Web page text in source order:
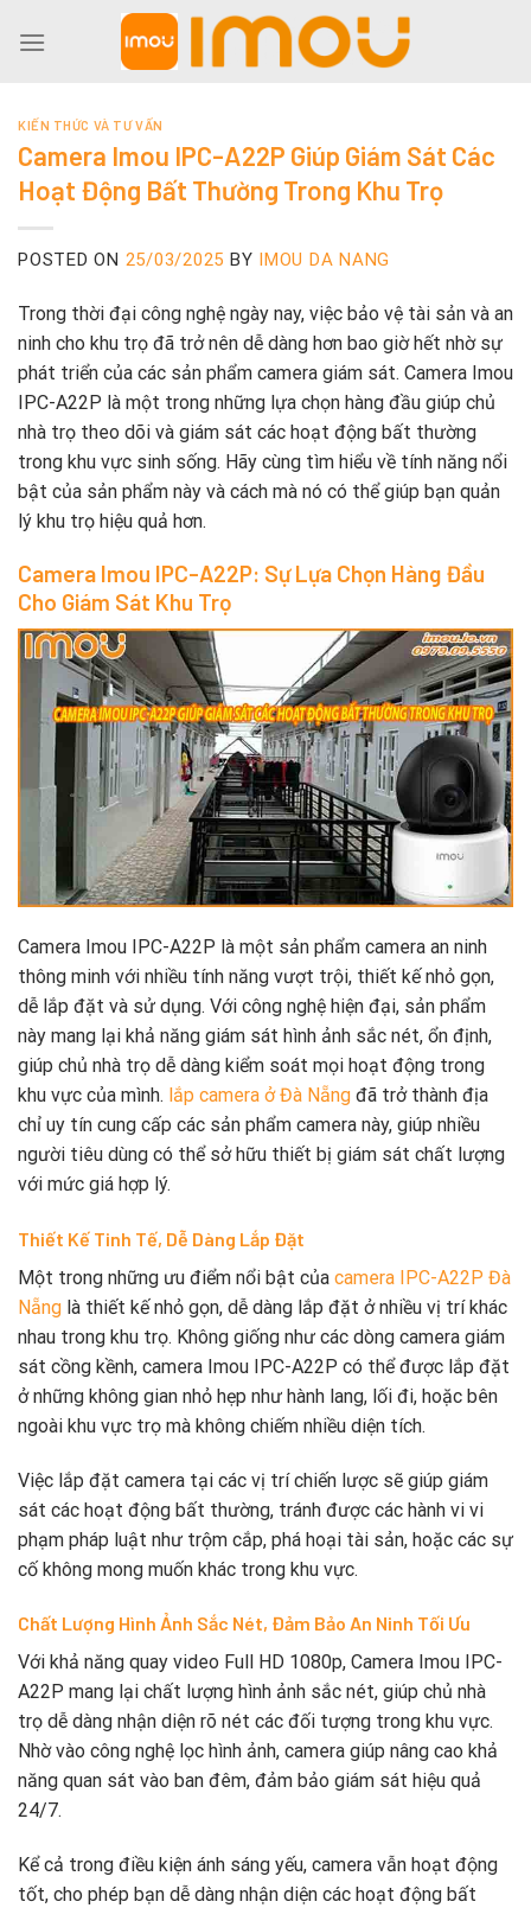
KIẾN THỨC VÀ TƯ VẤN
Camera Imou IPC-A22P Giúp Giám Sát Các
Hoạt Động Bất Thường Trong Khu Trọ
POSTED ON 25/03/2025 BY IMOU DA NANG
Trong thời đại công nghệ ngày nay, việc bảo vệ tài sản và an
ninh cho khu trọ đã trở nên dễ dàng hơn bao giờ hết nhờ sự
phát triển của các sản phẩm camera giám sát. Camera Imou
IPC-A22P là một trong những lựa chọn hàng đầu giúp chủ
nhà trọ theo dõi và giám sát các hoạt động bất thường
trong khu vực sinh sống. Hãy cùng tìm hiểu về tính năng nổi
bật của sản phẩm này và cách mà nó có thể giúp bạn quản
lý khu trọ hiệu quả hơn.
Camera Imou IPC-A22P: Sự Lựa Chọn Hàng Đầu
Cho Giám Sát Khu Trọ
Camera Imou IPC-A22P là một sản phẩm camera an ninh
thông minh với nhiều tính năng vượt trội, thiết kế nhỏ gọn,
dễ lắp đặt và sử dụng. Với công nghệ hiện đại, sản phẩm
này mang lại khả năng giám sát hình ảnh sắc nét, ổn định,
giúp chủ nhà trọ dễ dàng kiểm soát mọi hoạt động trong
khu vực của mình. lắp camera ở Đà Nẵng đã trở thành địa
chỉ uy tín cung cấp các sản phẩm camera này, giúp nhiều
người tiêu dùng có thể sở hữu thiết bị giám sát chất lượng
với mức giá hợp lý.
Thiết Kế Tinh Tế, Dễ Dàng Lắp Đặt
Một trong những ưu điểm nổi bật của camera IPC-A22P Đà
Nẵng là thiết kế nhỏ gọn, dễ dàng lắp đặt ở nhiều vị trí khác
nhau trong khu trọ. Không giống như các dòng camera giám
sát cồng kềnh, camera Imou IPC-A22P có thể được lắp đặt
ở những không gian nhỏ hẹp như hành lang, lối đi, hoặc bên
ngoài khu vực trọ mà không chiếm nhiều diện tích.
Việc lắp đặt camera tại các vị trí chiến lược sẽ giúp giám
sát các hoạt động bất thường, tránh được các hành vi vi
phạm pháp luật như trộm cắp, phá hoại tài sản, hoặc các sự
cố không mong muốn khác trong khu vực.
Chất Lượng Hình Ảnh Sắc Nét, Đảm Bảo An Ninh Tối Ưu
Với khả năng quay video Full HD 1080p, Camera Imou IPC-
A22P mang lại chất lượng hình ảnh sắc nét, giúp chủ nhà
trọ dễ dàng nhận diện rõ nét các đối tượng trong khu vực.
Nhờ vào công nghệ lọc hình ảnh, camera giúp nâng cao khả
năng quan sát vào ban đêm, đảm bảo giám sát hiệu quả
24/7.
Kể cả trong điều kiện ánh sáng yếu, camera vẫn hoạt động
tốt, cho phép bạn dễ dàng nhận diện các hoạt động bất